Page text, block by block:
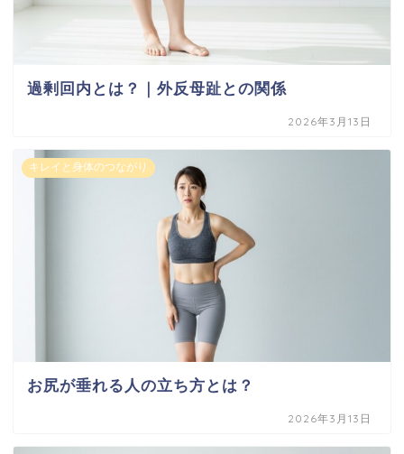
過剰回内とは？｜外反母趾との関係
2026年3月13日
キレイと身体のつながり
お尻が垂れる人の立ち方とは？
2026年3月13日